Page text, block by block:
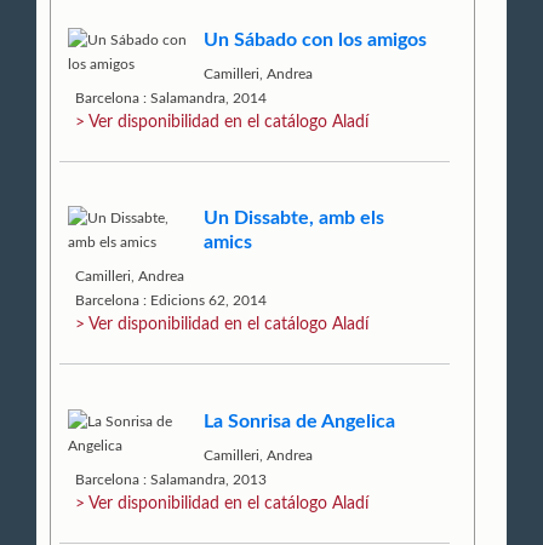
Un Sábado con los amigos
Camilleri, Andrea
Barcelona : Salamandra, 2014
> Ver disponibilidad en el catálogo Aladí
Un Dissabte, amb els
amics
Camilleri, Andrea
Barcelona : Edicions 62, 2014
> Ver disponibilidad en el catálogo Aladí
La Sonrisa de Angelica
Camilleri, Andrea
Barcelona : Salamandra, 2013
> Ver disponibilidad en el catálogo Aladí